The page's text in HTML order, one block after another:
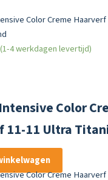
4 werkdagen levertijd)
Color
11-11 Ultra